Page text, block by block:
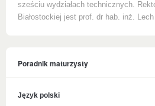
sześciu wydziałach technicznych.
Białostockiej jest prof. dr hab. inż.
Poradnik maturzysty
Język polski